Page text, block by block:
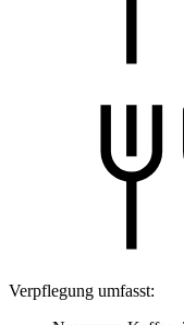
Verpflegung umfasst: